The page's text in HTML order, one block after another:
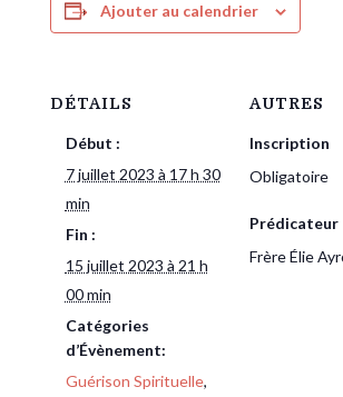
Ajouter au calendrier
DÉTAILS
Début :
7 juillet 2023 à 17 h 30
min
Fin :
15 juillet 2023 à 21 h
00 min
Catégories
d’Évènement:
Guérison Spirituelle,
AUTRES
Inscription
Obligatoire
Prédicateur
Frère Élie